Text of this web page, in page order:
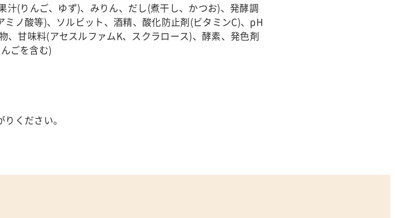
(りんご、ゆず)、みりん、だし(煮干し、かつお)、発酵調
ノ酸等)、ソルビット、酒精、酸化防止剤(ビタミンC)、pH
甘味料(アセスルファムK、スクラロース)、酵素、発色剤
ごを含む)
ください。